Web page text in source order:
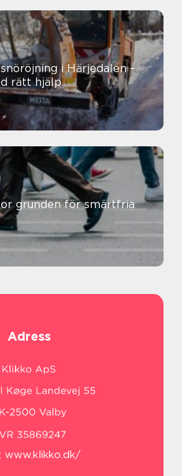
i Härjedalen –
rätt hjälp
Adress
www.klikko.dk/